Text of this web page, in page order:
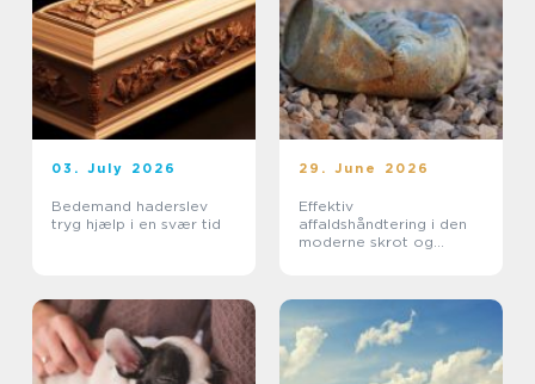
03. July 2026
Bedemand haderslev
tryg hjælp i en svær tid
29. June 2026
Effektiv
affaldshåndtering i den
moderne skrot og